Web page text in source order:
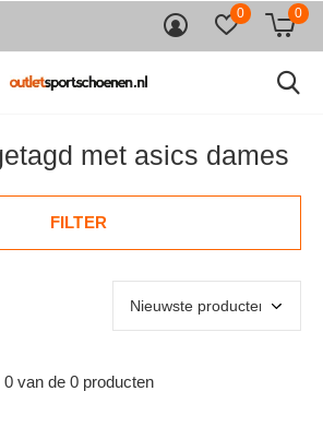
0 0
met asics dames
FILTER
0 van de 0 producten